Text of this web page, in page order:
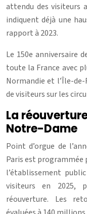
attendu des visiteurs
indiquent déjà une
rapport à 2023.
Le 150e anniversaire
toute la France avec
Normandie et l’Île-
de visiteurs sur les
La
Notre-Dame
Point d’orgue de
Paris est programmée
l’établissement
visiteurs en 2025,
réouverture. Les